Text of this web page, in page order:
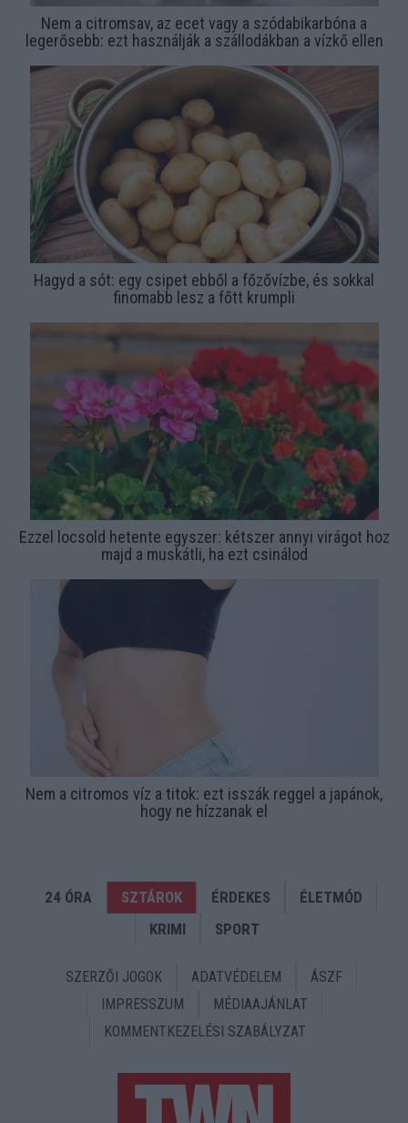
Nem a citromsav, az ecet vagy a szódabikarbóna a
legerősebb: ezt használják a szállodákban a vízkő ellen
Hagyd a sót: egy csipet ebből a főzővízbe, és sokkal
finomabb lesz a főtt krumpli
Ezzel locsold hetente egyszer: kétszer annyi virágot hoz
majd a muskátli, ha ezt csinálod
Nem a citromos víz a titok: ezt isszák reggel a japánok,
hogy ne hízzanak el
24 ÓRA SZTÁROK ÉRDEKES
ÉLETMÓD
KRIMI
SPORT
SZERZŐI JOGOK ADATVÉDELEM
ÁSZF
IMPRESSZUM
MÉDIAAJÁNLAT
KOMMENTKEZELÉSI SZABÁLYZAT